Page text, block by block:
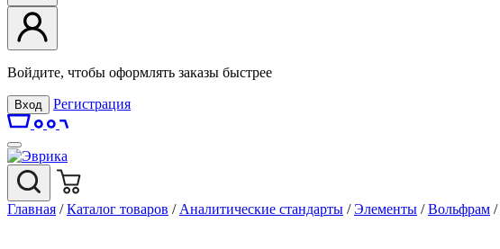
Войдите, чтобы оформлять заказы быстрее
Вход Регистрация
Главная / Каталог товаров / Аналитические стандарты / Элементы / Вольфрам /